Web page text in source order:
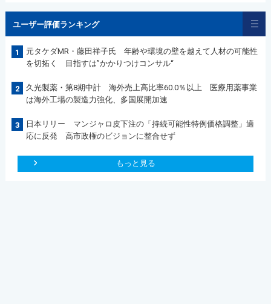
ユーザー評価ランキング
1
元タケダMR・藤田祥子氏 年齢や環境の壁を越えて人材の可能性
を切拓く 目指すは”かかりつけコンサル“
2
久光製薬・第8期中計 海外売上高比率60.0％以上 医療用薬事業
は海外工場の製造力強化、多国展開加速
3
日本リリー マンジャロ皮下注の「持続可能性特例価格調整」適
応に反発 高市政権のビジョンに整合せず
もっと見る